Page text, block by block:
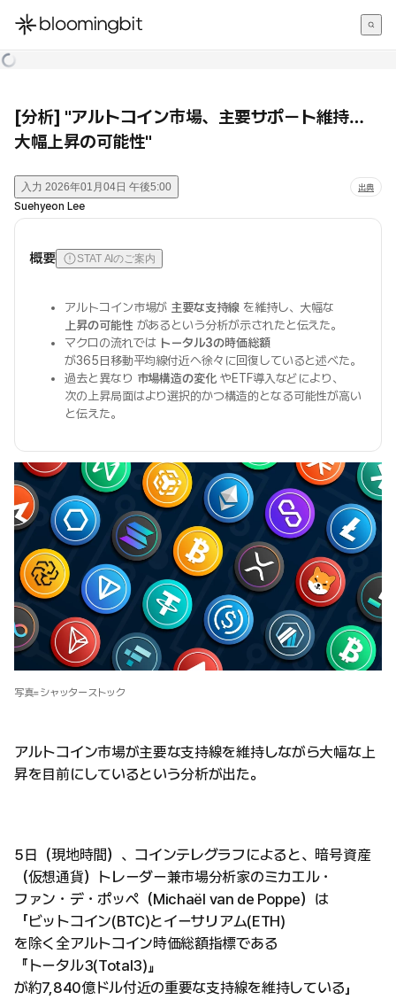
한국어
[分析] "アルトコイン市場、主要サポート維持…
大幅上昇の可能性"
入力 2026年01月04日 午後5:00 出典
Suehyeon Lee
概要 STAT AIのご案内
アルトコイン市場が 主要な支持線を維持し、大幅な
上昇の可能性 があるという分析が示されたと伝えた。
マクロの流れでは トータル3の時価総額
が365日移動平均線付近へ徐々に回復していると述べた。
過去と異なり 市場構造の変化 やETF導入などにより、
次の上昇局面はより選択的かつ構造的となる可能性が高い
と伝えた。
写真=シャッターストック
アルトコイン市場が主要な支持線を維持しながら大幅な上
昇を目前にしているという分析が出た。
5日（現地時間）、コインテレグラフによると、暗号資産
（仮想通貨）トレーダー兼市場分析家のミカエル・
ファン・デ・ポッペ（Michaël van de Poppe）は
「ビットコイン(BTC)とイーサリアム(ETH)
を除く全アルトコイン時価総額指標である
『トータル3(Total3)』
が約7,840億ドル付近の重要な支持線を維持している」